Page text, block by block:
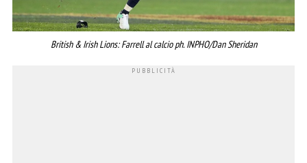
British & Irish Lions: Farrell al calcio ph. INPHO/Dan Sheridan